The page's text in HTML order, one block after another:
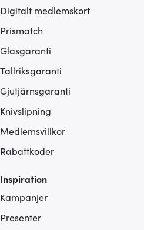
Digitalt medlemskort
Prismatch
Glasgaranti
Tallriksgaranti
Gjutjärnsgaranti
Knivslipning
Medlemsvillkor
Rabattkoder
Inspiration
Kampanjer
Presenter